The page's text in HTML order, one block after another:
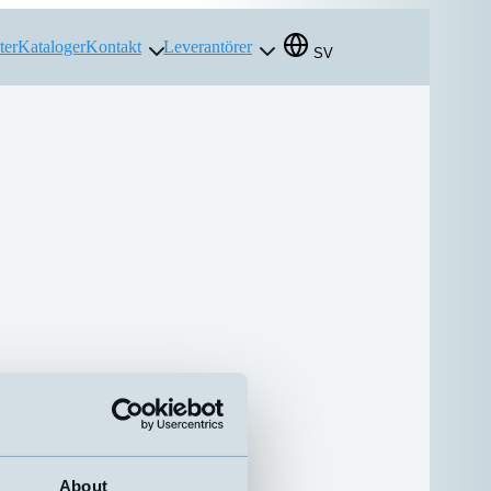
About
KatalogerKontakt Leverantörer SV